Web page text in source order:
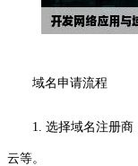
域名申请流程
1. 选择域名注册
云等。